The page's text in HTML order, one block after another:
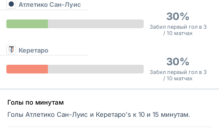
Атлетико Сан-Луис
30%
Забил первый гол в 3
/ 10 матчах
Керетаро
30%
Забил первый гол в 3
/ 10 матчах
Голы по минутам
Голы Атлетико Сан-Луис и Керетаро's к 10 и 15 минутам.